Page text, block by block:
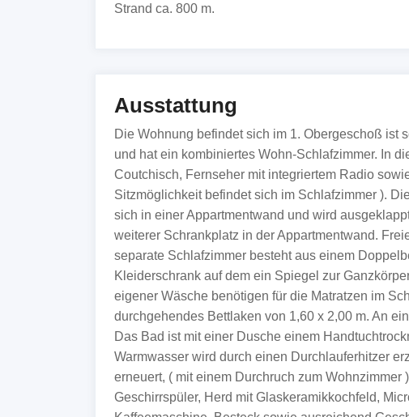
Strand ca. 800 m.
Ausstattung
Die Wohnung befindet sich im 1. Obergeschoß ist
und hat ein kombiniertes Wohn-Schlafzimmer. In
Coutchisch, Fernseher mit integriertem Radio
Sitzmöglichkeit befindet sich im Schlafzimmer ).
sich in einer Appartmentwand und wird
weiterer Schrankplatz in der Appartmentwand.
separate Schlafzimmer besteht aus einem
Kleiderschrank auf dem ein Spiegel zur
eigener Wäsche benötigen für die Matratzen im
durchgehendes Bettlaken von 1,60 x 2,00 m. An
Das Bad ist mit einer Dusche einem
Warmwasser wird durch einen Durchlauferhitzer
erneuert, ( mit einem Durchruch zum
Geschirrspüler, Herd mit Glaskeramikkochfeld,